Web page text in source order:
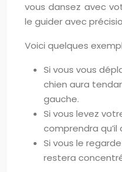
vous dansez avec
le guider avec
Voici quelques
Si vous vous
chien aura
gauche.
Si vous levez
comprendra
Si vous le
restera